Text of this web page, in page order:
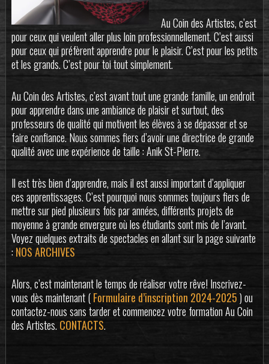
Au Coin des Artistes, c’est
pour ceux qui veulent aller plus loin professionnellement. C’est aussi
pour ceux qui préfèrent apprendre pour le plaisir. C’est pour les petits
et les grands. C’est pour toi tout simplement.
Au Coin des Artistes, c’est avant tout une grande famille, un endroit
pour apprendre dans une ambiance de plaisir et surtout, des
professeurs de qualité qui motivent les élèves à se dépasser et se
faire confiance. Nous sommes fiers d’avoir une directrice de grande
qualité avec une expérience de taille : Anik St-Pierre.
Il est très bien d’apprendre, mais il est aussi important d’appliquer
ces apprentissages. C’est pourquoi nous sommes toujours fiers de
mettre sur pied plusieurs fois par années, différents projets de
moyenne à grande envergure où les étudiants sont mis de l’avant.
Voyez quelques extraits de spectacles en allant sur la page suivante
:NOS ARCHIVES
Alors, c’est maintenant le temps de réaliser votre rêve! Inscrivez-
vous dès maintenant (Formulaire d’inscription 2024-2025) ou
contactez-nous sans tarder et commencez votre formation Au Coin
des Artistes.CONTACTS.